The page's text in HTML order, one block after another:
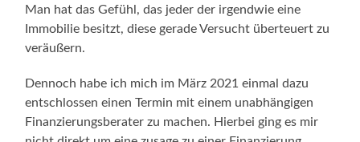
Man hat das Gefühl, das jeder der irgendwie eine
Immobilie besitzt, diese gerade Versucht überteuert zu
veräußern.
Dennoch habe ich mich im März 2021 einmal dazu
entschlossen einen Termin mit einem unabhängigen
Finanzierungsberater zu machen. Hierbei ging es mir